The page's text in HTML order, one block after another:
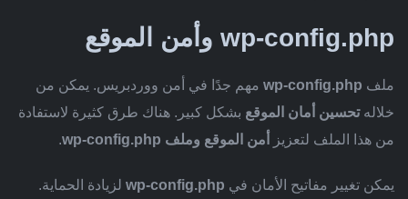
wp-config.php وأمن الموقع
ملف wp-config.php مهم جدًا في أمن ووردبريس. يمكن من
خلالهتحسين أمان الموقع بشكل كبير. هناك طرق كثيرة لاستفادة
من هذا الملف لتعزيز
أمن الموقع وملف wp-config.php .
يمكن تغيير مفاتيح الأمان في wp-config.php لزيادة الحماية.